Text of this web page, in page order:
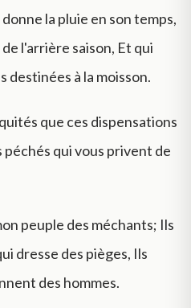
la pluie en son temps,
l'arrière saison, Et qui
destinées à la moisson.
que ces dispensations
péchés qui vous privent de
peuple des méchants; Ils
dresse des pièges, Ils
des hommes.